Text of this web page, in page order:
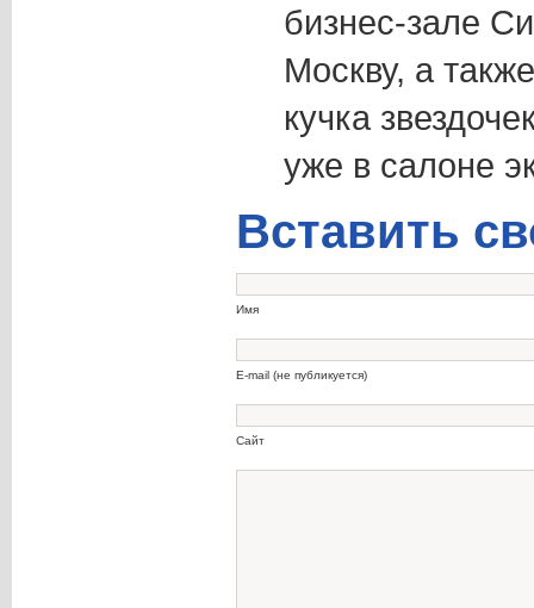
бизнес-зале
Москву, а
кучка
уже в салоне
Вставить
Имя
E-mail (не публикуется)
Сайт